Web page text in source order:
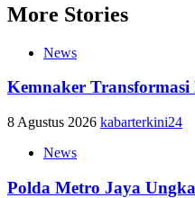
More Stories
News
Kemnaker
8 Agustus 2026 kabarterkini24
News
Polda Metro Jaya